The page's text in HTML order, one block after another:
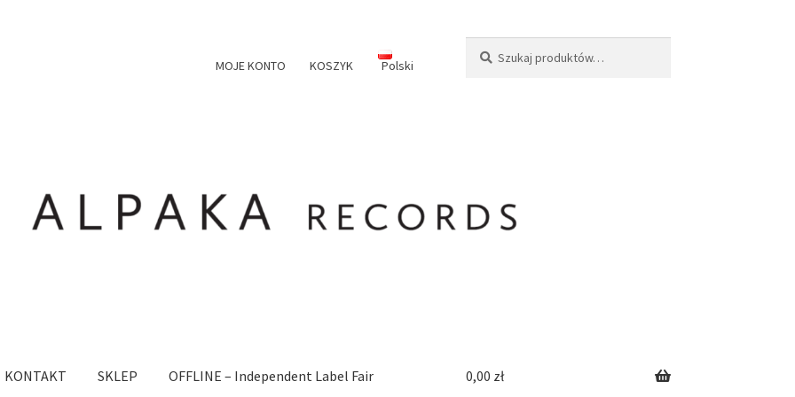
MOJE KONTO KOSZYK Polski
KONTAKT SKLEP OFFLINE – Independent Label Fair 0,00 zł